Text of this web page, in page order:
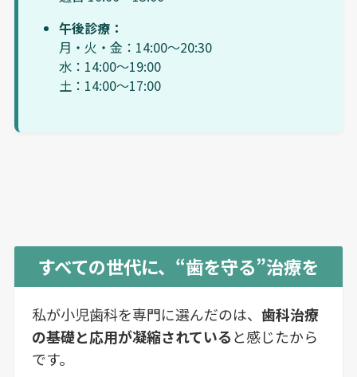
午後診療：
月・火・金：14:00〜20:30
水：14:00〜19:00
土：14:00〜17:00
すべての世代に、“歯を守る”治療を
私が小児歯科を専門に選んだのは、歯科治療
の基礎と応用が凝縮されていると感じたから
です。